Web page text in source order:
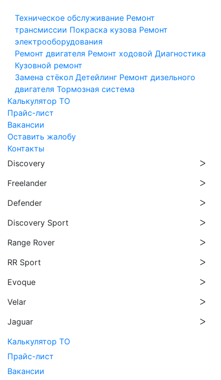
Техническое обслуживание Ремонт
трансмиссии Покраска кузова Ремонт
электрооборудования
Ремонт двигателя Ремонт ходовой Диагностика
Кузовной ремонт
Замена стёкол Детейлинг Ремонт дизельного
двигателя Тормозная система
Калькулятор ТО
Прайс-лист
Вакансии
Оставить жалобу
Контакты
Discovery
Freelander
Defender
Discovery Sport
Range Rover
RR Sport
Evoque
Velar
Jaguar
Калькулятор ТО
Прайс-лист
Вакансии